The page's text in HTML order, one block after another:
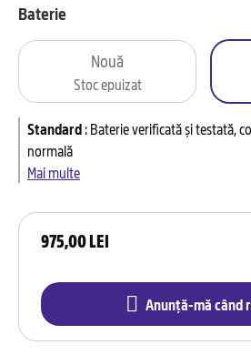
975,00 LEI
Anunță-mă când
Baterie
Nouă
Stoc epuizat
Standard:Baterie verificată și testată,
normală
Mai multe